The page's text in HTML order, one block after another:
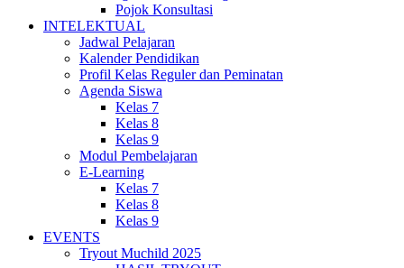
Pojok Konsultasi
INTELEKTUAL
Jadwal Pelajaran
Kalender Pendidikan
Profil Kelas Reguler dan Peminatan
Agenda Siswa
Kelas 7
Kelas 8
Kelas 9
Modul Pembelajaran
E-Learning
Kelas 7
Kelas 8
Kelas 9
EVENTS
Tryout Muchild 2025